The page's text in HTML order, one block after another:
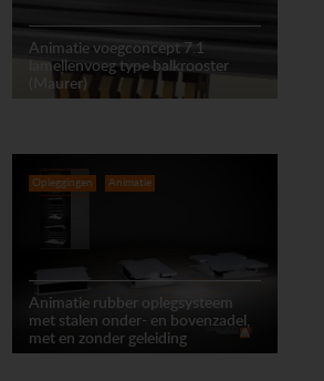
Animatie voegconcept 7.1
lamellenvoeg type balkrooster
(Maurer)
Opleggingen Animatie
Animatie rubber oplegsysteem
met stalen onder- en bovenzadel,
met en zonder geleiding